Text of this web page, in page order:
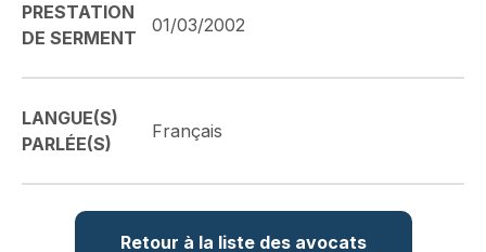
PRESTATION
DE SERMENT
01/03/2002
LANGUE(S)
PARLÉE(S)
Français
Retour à la liste des avocats